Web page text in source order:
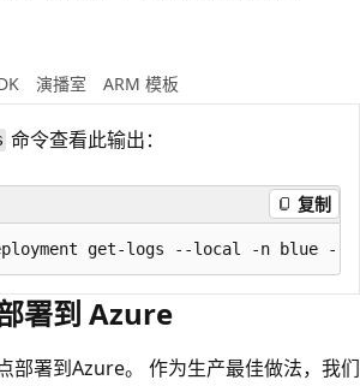
演播室 ARM 模板
命令查看此输出：
复制
署到 Azure
部署到Azure。 作为生产最佳做法，我们